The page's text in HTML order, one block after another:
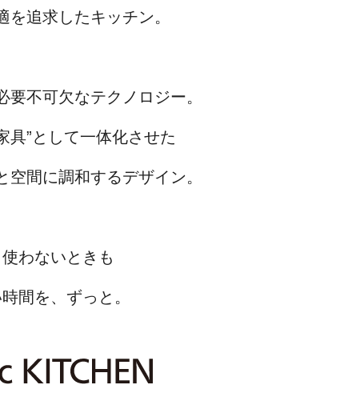
追求したキッチン。
不可欠なテクノロジー。
具”として一体化させた
間に調和するデザイン。
わないときも
間を、ずっと。